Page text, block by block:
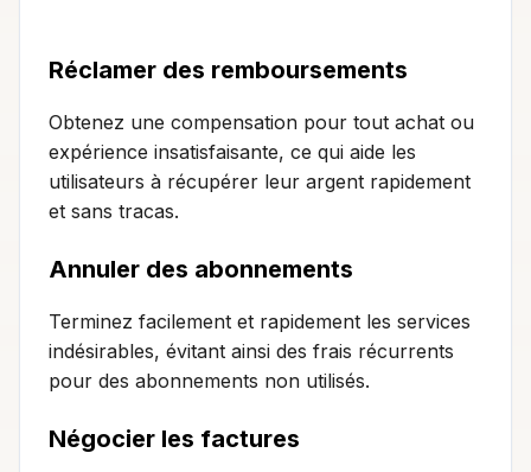
Réclamer des remboursements
Obtenez une compensation pour tout achat ou
expérience insatisfaisante, ce qui aide les
utilisateurs à récupérer leur argent rapidement
et sans tracas.
Annuler des abonnements
Terminez facilement et rapidement les services
indésirables, évitant ainsi des frais récurrents
pour des abonnements non utilisés.
Négocier les factures